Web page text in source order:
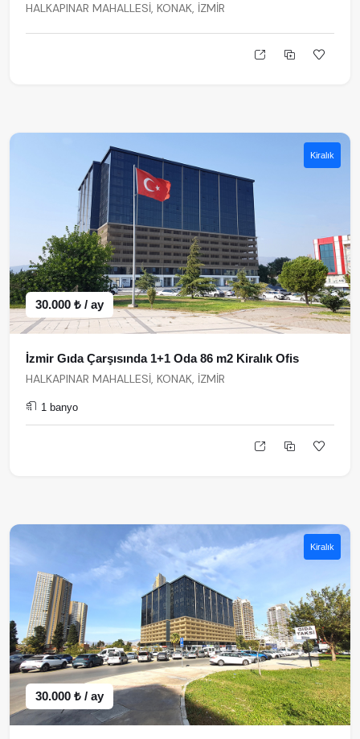
HALKAPINAR MAHALLESİ, KONAK, İZMİR
Kiralık
30.000 ₺ / ay
İzmir Gıda Çarşısında 1+1 Oda 86 m2 Kiralık Ofis
HALKAPINAR MAHALLESİ, KONAK, İZMİR
1 banyo
Kiralık
30.000 ₺ / ay